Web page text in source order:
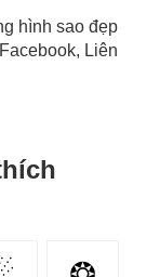
hình sao đẹp
Liên